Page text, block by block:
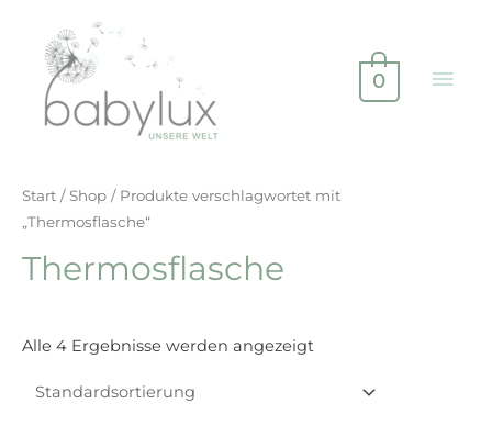
0
Start /Shop / Produkte verschlagwortet mit
„Thermosflasche“
Thermosflasche
Alle 4 Ergebnisse werden angezeigt